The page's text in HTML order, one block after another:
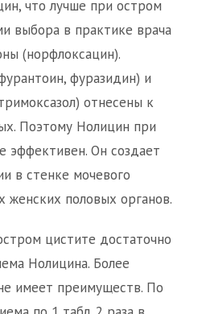
что лучше при остром
выбора в практике врача
(норфлоксацин).
фуразидин) и
отнесены к
Поэтому Нолицин при
эффективен. Он создает
в стенке мочевого
женских половых органов.
цистите достаточно
Нолицина. Более
имеет преимуществ. По